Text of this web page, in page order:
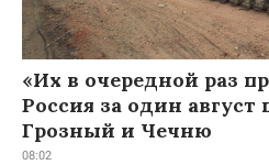
«Их в очередной раз
Россия за один август
Грозный и Чечню
08:02